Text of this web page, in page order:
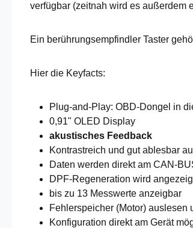
verfügbar (zeitnah wird es außerdem
Ein berührungsempfindler Taster
Hier die Keyfacts:
Plug-and-Play: OBD-Dongel in
0,91" OLED Display
akustisches Feedback
Kontrastreich und gut ablesbar
Daten werden direkt am CAN-
DPF-Regeneration wird
bis zu 13 Messwerte anzeigbar
Fehlerspeicher (Motor) auslesen
Konfiguration direkt am Gerät